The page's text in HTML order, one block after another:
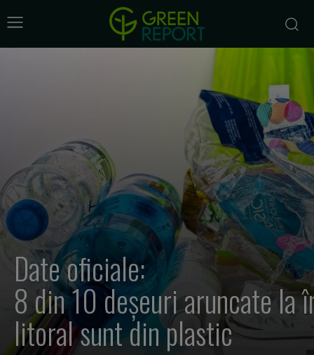
Date oficiale:
8 din 10 deșeuri aruncate la
litoral sunt din plastic